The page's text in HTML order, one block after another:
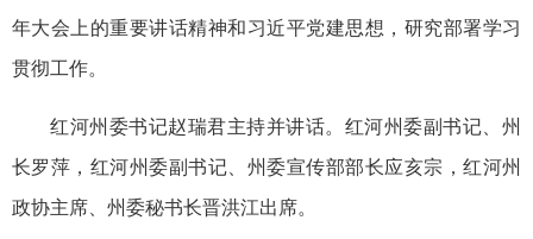
年大会上的重要讲话精神和习近平党建思想，研究部署学习
贯彻工作。
红河州委书记赵瑞君主持并讲话。红河州委副书记、州
长罗萍，红河州委副书记、州委宣传部部长应亥宗，红河州
政协主席、州委秘书长晋洪江出席。